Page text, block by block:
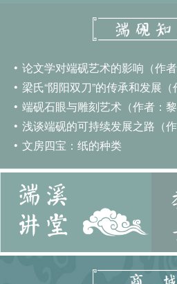
论文学对端砚艺术的影响（作者
梁氏“阴阳双刀”的传承和发展（
端砚石眼与雕刻艺术（作者：黎
浅谈端砚的可持续发展之路（作
文房四宝：纸的种类